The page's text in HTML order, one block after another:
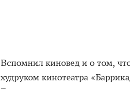
Вспомнил киновед и о том,
худруком кинотеатра